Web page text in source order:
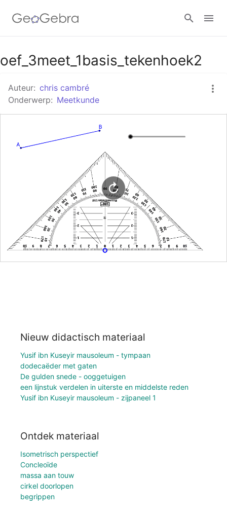
Google Classroom
GeoGebra Klaslokaal
Aanmelden
oef_3meet_1basis_tekenhoek2
Auteur: chris cambré
Onderwerp: Meetkunde
Nieuw didactisch materiaal
Yusif ibn Kuseyir mausoleum - tympaan
dodecaëder met gaten
De gulden snede - ooggetuigen
een lijnstuk verdelen in uiterste en middelste reden
Yusif ibn Kuseyir mausoleum - zijpaneel 1
Ontdek materiaal
Isometrisch perspectief
Concleoïde
massa aan touw
cirkel doorlopen
begrippen